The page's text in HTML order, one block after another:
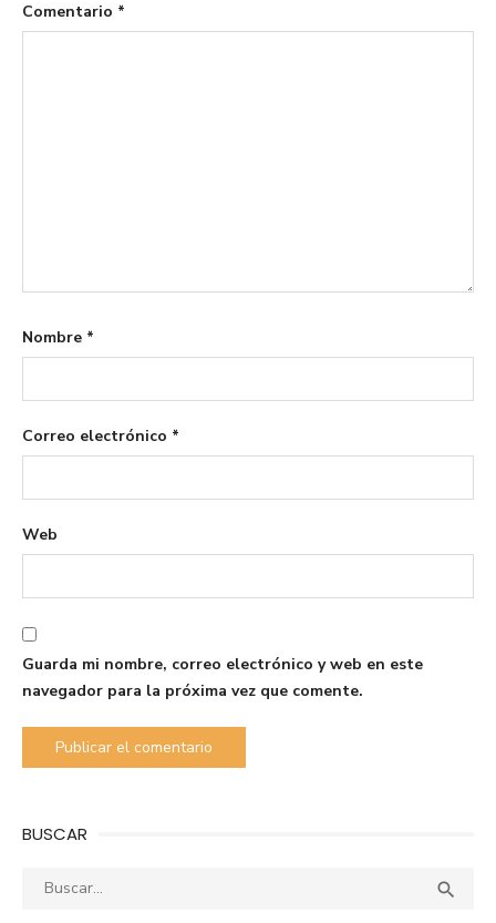
Comentario *
Nombre *
Correo electrónico *
Web
Guarda mi nombre, correo electrónico y web en este
navegador para la próxima vez que comente.
BUSCAR
Buscar: 